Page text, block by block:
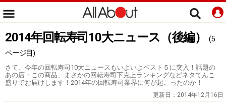
2014年回転寿司10大ニュース（後編）
(5
ページ目)
さて、今年の回転寿司10大ニュースもいよいよベスト５に突入！話題の
あの店・この商品、まさかの回転寿司下克上ランキングなどネタてんこ
盛りでお届けします！2014年の回転寿司業界に何が起こったのか！
更新日： 2014年12月16日